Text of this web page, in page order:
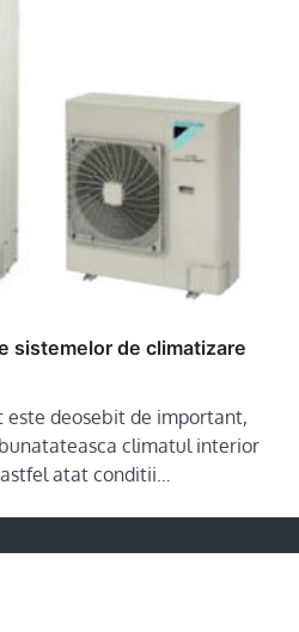
sistemelor de climatizare
deosebit de important,
climatul interior
atat conditii…